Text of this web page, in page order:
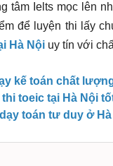
tâm Ielts mọc lên
để luyện thi lấy
Hà Nội uy tín với
kế toán chất
toeic tại Hà Nội
toán tư duy ở